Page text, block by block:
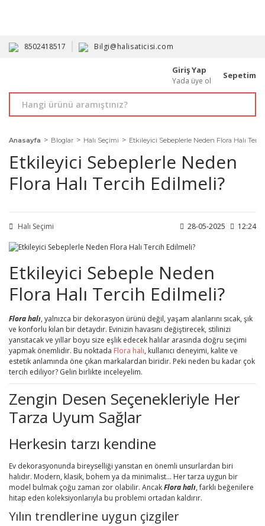
8502418517 Bilgi@halisaticisi.com
Giriş Yap
Yada üye ol
Sepetim
Anasayfa Bloglar Halı Seçimi Etkileyici Sebeplerle Neden Flora Halı
Etkileyici Sebeplerle Neden
Flora Halı Tercih Edilmeli?
Halı Seçimi 28-05-2025 12:24
Etkileyici Sebeple Neden
Flora Halı Tercih Edilmeli?
Flora halı, yalnızca bir dekorasyon ürünü değil, yaşam alanlarını sıcak, şık
ve konforlu kılan bir detaydır. Evinizin havasını değiştirecek, stilinizi
yansıtacak ve yıllar boyu size eşlik edecek halılar arasında doğru seçimi
yapmak önemlidir. Bu noktada Flora halı, kullanıcı deneyimi, kalite ve
estetik anlamında öne çıkan markalardan biridir. Peki neden bu kadar çok
tercih ediliyor? Gelin birlikte inceleyelim.
Zengin Desen Seçenekleriyle Her
Tarza Uyum Sağlar
Herkesin tarzı kendine
Ev dekorasyonunda bireyselliği yansıtan en önemli unsurlardan biri
halıdır. Modern, klasik, bohem ya da minimalist… Her tarza uygun bir
model bulmak çoğu zaman zor olabilir. AncakFlora halı, farklı beğenilere
hitap eden koleksiyonlarıyla bu problemi ortadan kaldırır.
Yılın trendlerine uygun çizgiler